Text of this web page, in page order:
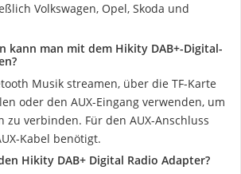
Volkswagen, Opel, Skoda und
kann man mit dem Hikity DAB+-Digital-
Musik streamen, über die TF-Karte
oder den AUX-Eingang verwenden, um
zu verbinden. Für den AUX-Anschluss
Kabel benötigt.
Hikity DAB+ Digital Radio Adapter?